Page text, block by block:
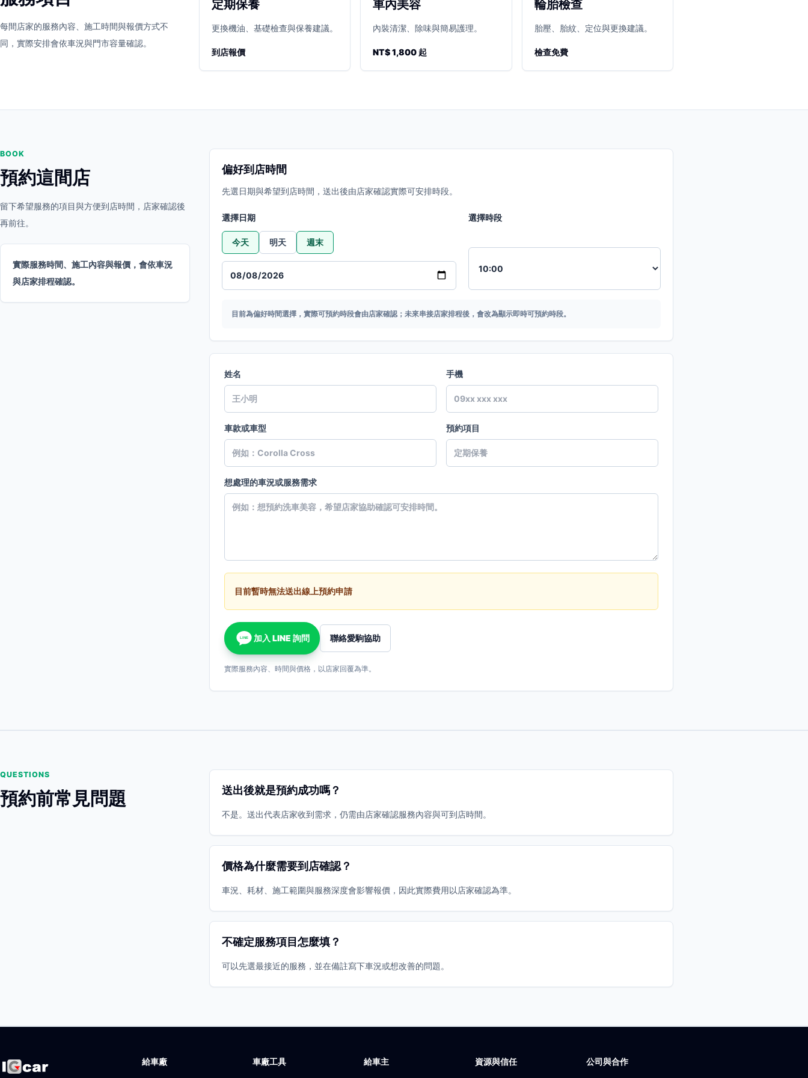
立即預約 開啟地圖 其他店家
每間店家的服務內容、施工時間與報價方式不
同，實際安排會依車況與門市容量確認。
定期保養
更換機油、基礎檢查與保養建議。
到店報價
車內美容
內裝清潔、除味與簡易護理。
NT$ 1,800 起
輪胎檢查
胎壓、胎紋、定位與更換建議。
檢查免費
BOOK
預約這間店
留下希望服務的項目與方便到店時間，店家確認後
再前往。
實際服務時間、施工內容與報價，會依車況
與店家排程確認。
偏好到店時間
先選日期與希望到店時間，送出後由店家確認實際可安排時段。
選擇日期
今天 明天 週末
選擇時段
目前為偏好時間選擇，實際可預約時段會由店家確認；未來串接店家排程後，會改為顯示即時可預約時段。
姓名 手機
車款或車型 預約項目
想處理的車況或服務需求
目前暫時無法送出線上預約申請
LINE 加入 LINE 詢問 聯絡愛駒協助
實際服務內容、時間與價格，以店家回覆為準。
QUESTIONS
預約前常見問題 送出後就是預約成功嗎？
不是。送出代表店家收到需求，仍需由店家確認服務內容與可到店時間。
價格為什麼需要到店確認？
車況、耗材、施工範圍與服務深度會影響報價，因此實際費用以店家確認為準。
不確定服務項目怎麼填？
可以先選最接近的服務，並在備註寫下車況或想改善的問題。
給車廠 車廠工具 給車主 資源與信任 公司與合作